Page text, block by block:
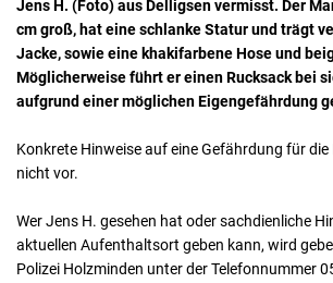
Jens H. (Foto) aus Delligsen vermisst. Der
cm groß, hat eine schlanke Statur und trägt
Jacke, sowie eine khakifarbene Hose und
Möglicherweise führt er einen Rucksack bei
aufgrund einer möglichen Eigengefährdung
Konkrete Hinweise auf eine Gefährdung für die
nicht vor.
Wer Jens H. gesehen hat oder sachdienliche
aktuellen Aufenthaltsort geben kann, wird
Polizei Holzminden unter der Telefonnummer